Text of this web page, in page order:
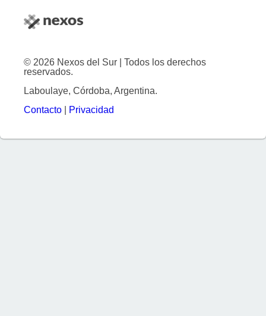
© 2026 Nexos del Sur | Todos los derechos
reservados.
Laboulaye, Córdoba, Argentina.
Contacto
Privacidad